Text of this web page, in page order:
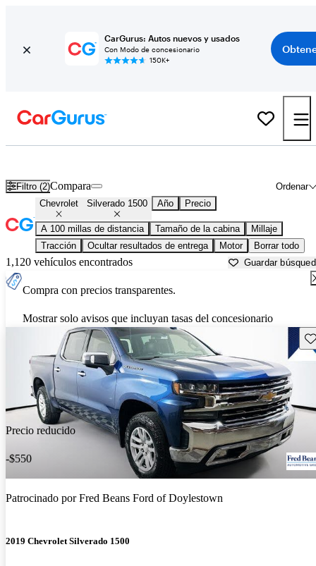
CarGurus: Autos nuevos y usados
Con Modo de concesionario
150K+
Filtro (2) Ordenar
Compara
Chevrolet Silverado 1500 Año Precio
A 100 millas de distancia Tamaño de la cabina
Millaje
Tracción
Ocultar resultados de entrega Motor Borrar todo
1,120 vehículos encontrados Guardar
Compra con precios transparentes.
Mostrar solo avisos que incluyan tasas del concesionario
Precio reducido
-$550
Patrocinado porFred Beans Ford of Doylestown
2019 Chevrolet Silverado 1500